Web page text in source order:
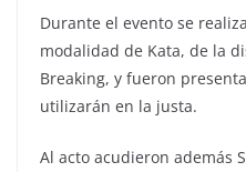
Durante el evento se
modalidad de Kata, de la
Breaking, y fueron
utilizarán en la justa.
Al acto acudieron además